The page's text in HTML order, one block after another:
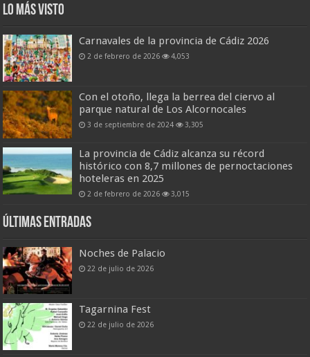
Lo más visto
Carnavales de la provincia de Cádiz 2026
2 de febrero de 2026 4,053
Con el otoño, llega la berrea del ciervo al
parque natural de Los Alcornocales
3 de septiembre de 2024 3,305
La provincia de Cádiz alcanza su récord
histórico con 8,7 millones de pernoctaciones
hoteleras en 2025
2 de febrero de 2026 3,015
Últimas entradas
Noches de Palacio
22 de julio de 2026
Tagarnina Fest
22 de julio de 2026